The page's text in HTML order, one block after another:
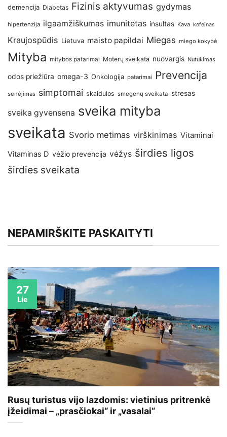
demencija Diabetas Fizinis aktyvumas gydymas
hipertenzija ilgaamžiškumas imunitetas insultas Kava kofeinas
Kraujospūdis Lietuva maisto papildai Miegas miego kokybė
Mityba mitybos patarimai Moterų sveikata nuovargis Nutukimas
odos priežiūra omega-3 Onkologija patarimai Prevencija
senėjimas simptomai skaidulos smegenų sveikata stresas
sveika gyvensena sveika mityba
sveikata Svorio metimas virškinimas Vitaminai
Vitaminas D vėžio prevencija vėžys širdies ligos
širdies sveikata
NEPAMIRŠKITE PASKAITYTI
Rusų turistus vijo lazdomis: vietinius pritrenkė
įžeidimai – „prasčiokai“ ir „vasalai“
27
Lie